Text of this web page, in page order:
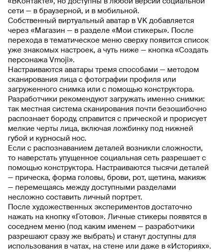
сети — в браузерной, и в мобильной.
Собственный виртуальный аватар в VK добавляется
через «Магазин — в разделе «Мои стикеры». После
перехода в тематическое меню сверху появится список
уже знакомых настроек, а чуть ниже — кнопка «Создать
персонажа Vmoji».
Настраиваются аватары тремя способами — методом
сканирования лица с фотографии профиля или
загруженного снимка или с помощью конструктора.
Разработчики рекомендуют загружать именно снимки:
так местная система сканирования почти безошибочно
распознает бороду, справится с прической и прорисует
мелкие черты лица, включая ложбинку под нижней
губой и курносый нос.
Если с распознаванием деталей возникли сложности,
то наверстать упущенное социальная сеть разрешает с
помощью конструктора. Настраиваются тысячи деталей
— прическа, форма головы, брови, рот, щетина, макияж
— перемещаясь между доступными разделами
несложно составить личный портрет.
После художественных экспериментов достаточно
нажать на кнопку «Готово». Личные стикеры появятся в
соседнем меню (под каким именем — разработчики
разрешают сразу же выбрать) и станут доступны для
использования в чатах, на стене или даже в «Историях».